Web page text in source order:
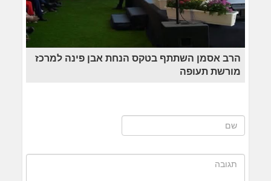
הרב אסמן השתתף בטקס הנחת אבן פינה למרכז
מורשת תעופה